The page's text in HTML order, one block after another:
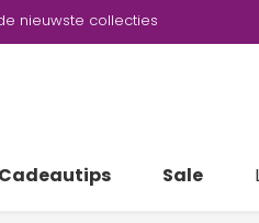
nieuwste collecties
Cadeautips Sale